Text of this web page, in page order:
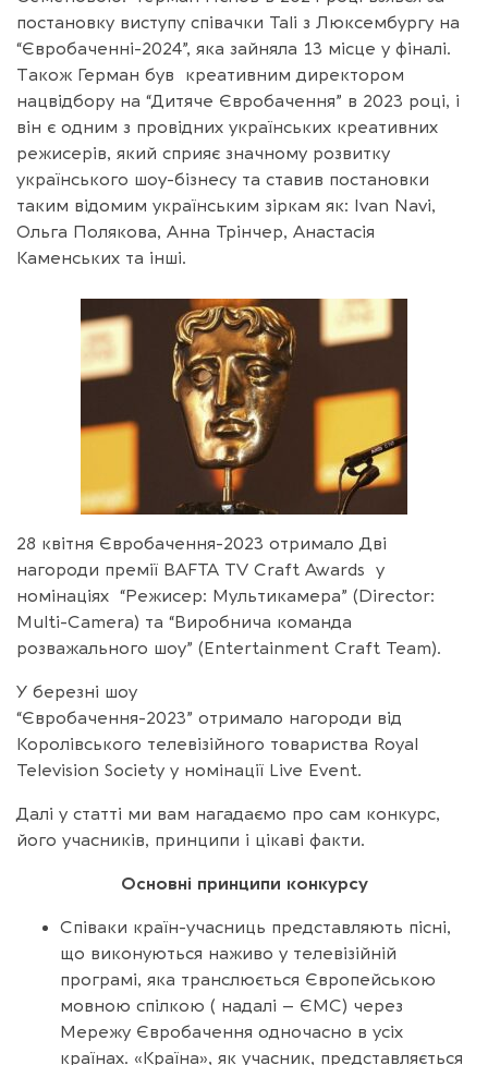
постановку виступу співачки Tali з Люксембургу на
“Євробаченні-2024”, яка зайняла 13 місце у фіналі.
Також Герман був креативним директором
нацвідбору на “Дитяче Євробачення” в 2023 році, і
він є одним з провідних українських креативних
режисерів, який сприяє значному розвитку
українського шоу-бізнесу та ставив постановки
таким відомим українським зіркам як: Ivan Navi,
Ольга Полякова, Анна Трінчер, Анастасія
Каменських та інші.
28 квітня Євробачення-2023 отримало Дві
нагороди премії BAFTA TV Craft Awards у
номінаціях “Режисер: Мультикамера” (Director:
Multi-Camera) та “Виробнича команда
розважального шоу” (Entertainment Craft Team).
У березні шоу
“Євробачення-2023” отримало нагороди від
Королівського телевізійного товариства Royal
Television Society у номінації Live Event.
Далі у статті ми вам нагадаємо про сам конкурс,
його учасників, принципи і цікаві факти.
Основні принципи конкурсу
Співаки країн-учасниць представляють пісні,
що виконуються наживо у телевізійній
програмі, яка транслюється Європейською
мовною спілкою ( надалі – ЄМС) через
Мережу Євробачення одночасно в усіх
країнах. «Країна», як учасник, представляється